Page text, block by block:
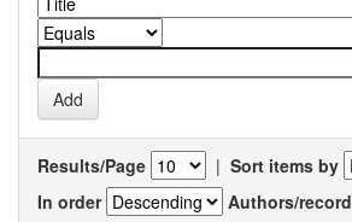
Results/Page | Sort items by
In order
Authors/record